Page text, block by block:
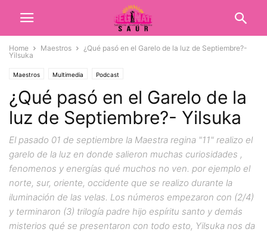
Home Maestros
¿Qué pasó en el Garelo de la luz de Septiembre?-
Yilsuka
Maestros Multimedia Podcast
¿Qué pasó en el Garelo de la
luz de Septiembre?- Yilsuka
El pasado 01 de septiembre la Maestra regina "11" realizo el
garelo de la luz en donde salieron muchas curiosidades ,
fenomenos y energías qué muchos no ven. por ejemplo el
norte, sur, oriente, occidente que se realizo durante la
iluminación de las velas. Los números empezaron con (2/4)
y terminaron (3) trilogía padre hijo espíritu santo y demás
misterios qué se presentaron con todo esto, Yilsuka nos da